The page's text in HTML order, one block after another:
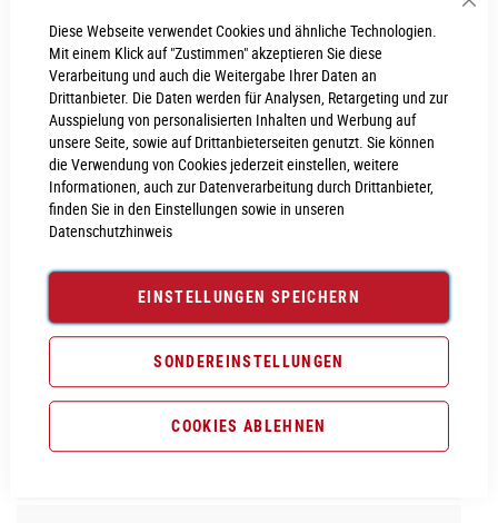
Diese Webseite verwendet Cookies und ähnliche Technologien.
Mit einem Klick auf "Zustimmen" akzeptieren Sie diese
Verarbeitung und auch die Weitergabe Ihrer Daten an
Drittanbieter. Die Daten werden für Analysen, Retargeting und zur
Ausspielung von personalisierten Inhalten und Werbung auf
unsere Seite, sowie auf Drittanbieterseiten genutzt. Sie können
die Verwendung von Cookies jederzeit einstellen, weitere
Informationen, auch zur Datenverarbeitung durch Drittanbieter,
finden Sie in den Einstellungen sowie in unseren
Datenschutzhinweis
EINSTELLUNGEN SPEICHERN
SONDEREINSTELLUNGEN
COOKIES ABLEHNEN
RAHMENHÖHE
M L
IN DEN WARENKORB
PROBEFAHRT VEREINBAREN
hinzufügen |ansehen
Extra Schutz? Jetzt Tarife entdecken!
E-Bike Komplettschutz